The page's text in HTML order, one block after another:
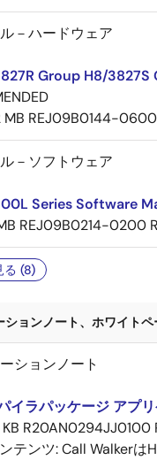
－ハードウェア
Group H8/
REJ09B0144-
－ソフトウェア
Series Software
REJ09B0214-0200
る (8)
ションノート、ホワイト
ションノート
イラパッケージ アプ
R20AN0294JJ0100
テンツ:Call Walkerは